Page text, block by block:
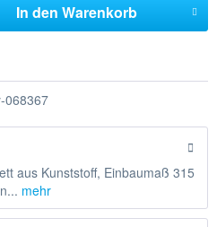
In den Warenkorb
068367
aus Kunststoff, Einbaumaß 315
mehr